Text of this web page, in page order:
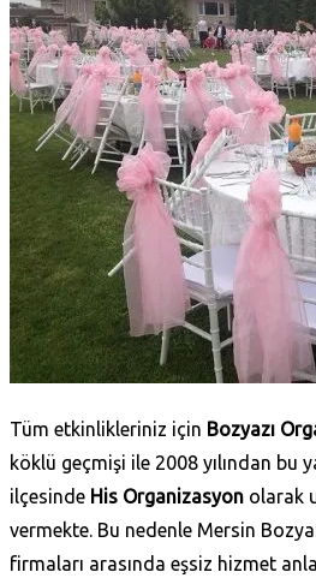
Tüm etkinlikleriniz için Bozyazı
köklü geçmişi ile 2008 yılından bu
ilçesinde His Organizasyon olarak
vermekte. Bu nedenle Mersin
firmaları arasında eşsiz hizmet